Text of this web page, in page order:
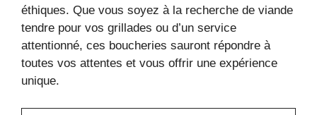
éthiques. Que vous soyez à la recherche de viande
tendre pour vos grillades ou d’un service
attentionné, ces boucheries sauront répondre à
toutes vos attentes et vous offrir une expérience
unique.